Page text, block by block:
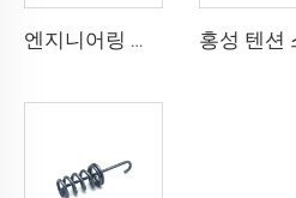
엔지니어링 기계용 금속 부싱 베어링 슬리브 대량 판매